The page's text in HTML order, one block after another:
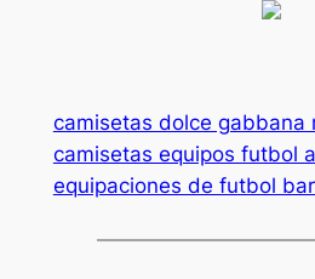
camisetas dolce gabbana
camisetas equipos futbol
equipaciones de futbol